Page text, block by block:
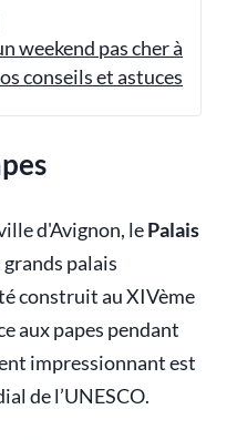
weekend pas cher à
conseils et astuces
d'Avignon, lePalais
palais
construit au XIVème
aux papes pendant
impressionnant est
de l’UNESCO.